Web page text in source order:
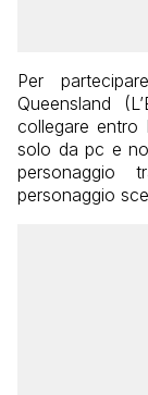
Per
Queensland
collegare entro
solo da pc e
personaggio
personaggio